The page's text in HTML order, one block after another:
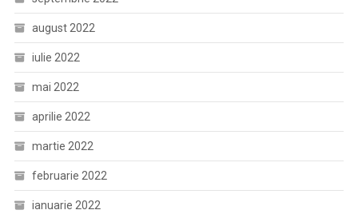
august 2022
iulie 2022
mai 2022
aprilie 2022
martie 2022
februarie 2022
ianuarie 2022